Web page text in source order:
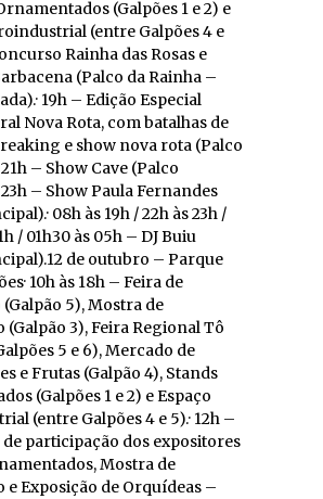
(Galpões 1 e 2) e
(entre Galpões 4 e
(Palco da Rainha –
Especial
Nova Rota, com batalhas de
e show nova rota (Palco
/ 22h às 23h /
/ 01h30 às 05h – DJ Buiu
de outubro – Parque
de
5), Mostra de
(Galpão 3), Feira Regional Tô
5 e 6), Mercado de
e Frutas (Galpão 4), Stands
(Galpões 1 e 2) e Espaço
(entre Galpões 4 e 5).· 12h –
participação dos expositores
Mostra de
e Exposição de Orquídeas –